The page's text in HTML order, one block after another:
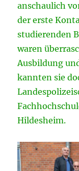
anschaulich
der erste
studierenden
waren
Ausbildung
kannten sie
Hildesheim.